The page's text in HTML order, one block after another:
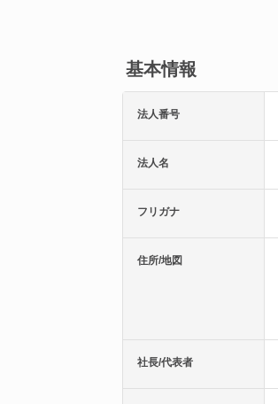
基本情報
法人番号
法人名
フリガナ
住所/地図
社長/代表者